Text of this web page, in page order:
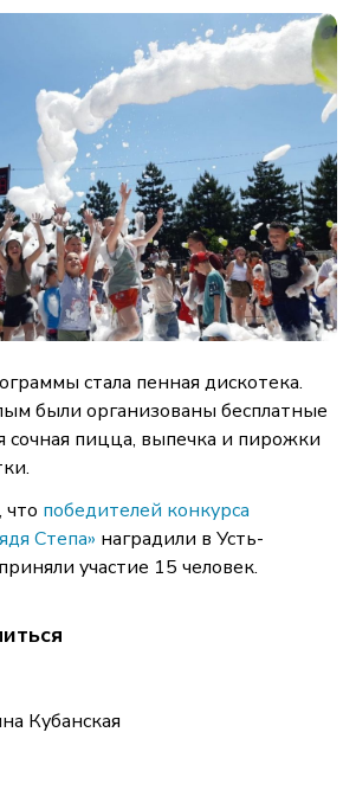
стала пенная дискотека.
были организованы бесплатные
сочная пицца, выпечка и пирожки
что победителей конкурса
Степа» наградили в Усть-
участие 15 человек.
Кубанская